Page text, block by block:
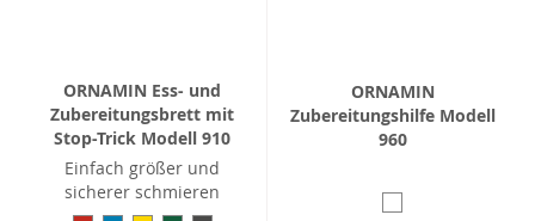
ORNAMIN Ess- und
Zubereitungsbrett mit
Stop-Trick Modell 910
Einfach größer und
sicherer schmieren
ORNAMIN
Zubereitungshilfe Modell
960